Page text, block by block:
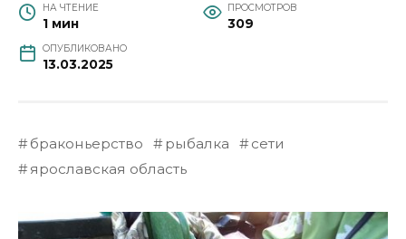
НА ЧТЕНИЕ
1 мин
ПРОСМОТРОВ
309
ОПУБЛИКОВАНО
13.03.2025
браконьерство рыбалка
сети
ярославская область